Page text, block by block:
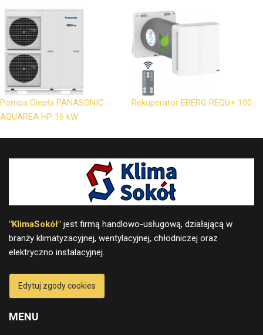
Pompa Ciepła PANASONIC
AQUAREA HP 16 kW
Rekuperator EBERG REQU+ 100
"KlimaSokół" jest firmą handlowo-usługową, działającą w
branży klimatyzacyjnej, wentylacyjnej, chłodniczej oraz
elektryczno instalacyjnej.
Edytuj zgody cookies
MENU